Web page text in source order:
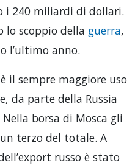
i 240 miliardi di dollari.
lo scoppio della guerra,
l’ultimo anno.
sempre maggiore uso
da parte della Russia
borsa di Mosca gli
terzo del totale. A
russo è stato